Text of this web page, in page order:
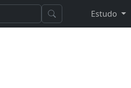
Estudo